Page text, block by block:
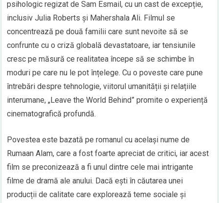
psihologic regizat de Sam Esmail, cu un cast de excepție,
inclusiv Julia Roberts și Mahershala Ali. Filmul se
concentrează pe două familii care sunt nevoite să se
confrunte cu o criză globală devastatoare, iar tensiunile
cresc pe măsură ce realitatea începe să se schimbe în
moduri pe care nu le pot înțelege. Cu o poveste care pune
întrebări despre tehnologie, viitorul umanității și relațiile
interumane, „Leave the World Behind” promite o experiență
cinematografică profundă.
Povestea este bazată pe romanul cu același nume de
Rumaan Alam, care a fost foarte apreciat de critici, iar acest
film se preconizează a fi unul dintre cele mai intrigante
filme de dramă ale anului. Dacă ești în căutarea unei
producții de calitate care explorează teme sociale și